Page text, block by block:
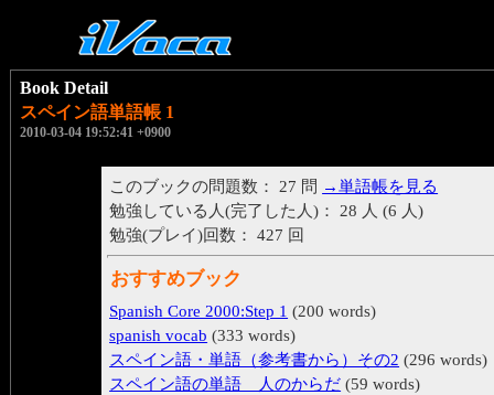
Book Detail
スペイン語単語帳 1
2010-03-04 19:52:41 +0900
このブックの問題数： 27 問 →単語帳を見る
勉強している人(完了した人)： 28 人 (6 人)
勉強(プレイ)回数： 427 回
おすすめブック
Spanish Core 2000:Step 1 (200 words)
spanish vocab (333 words)
スペイン語・単語（参考書から）その2 (296 words)
スペイン語の単語 人のからだ (59 words)